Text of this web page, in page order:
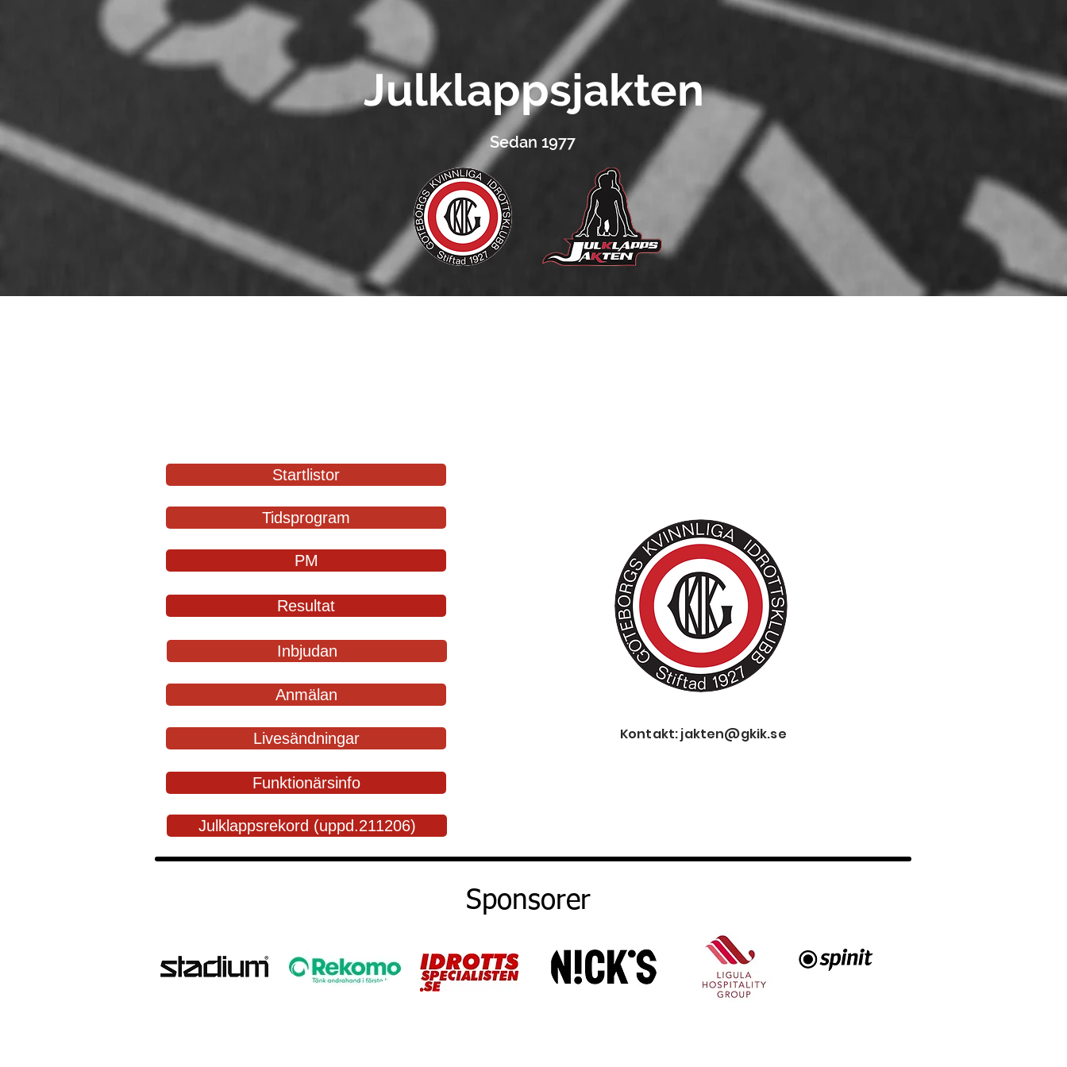
Julklappsjakten
Sedan 1977
Startlistor
Tidsprogram
PM
Resultat
Inbjudan
Anmälan
Livesändningar Kontakt:jakten@gkik.se
Funktionärsinfo
Julklappsrekord (uppd.211206)
Sponsorer